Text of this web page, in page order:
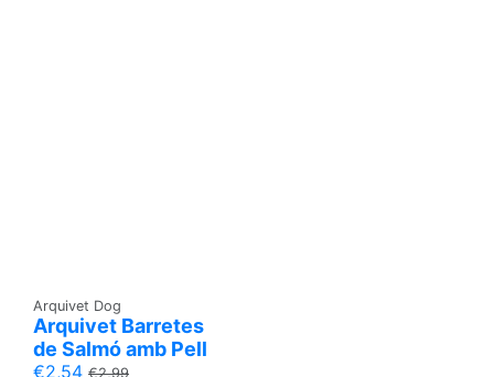
Arquivet Dog
Arquivet Barretes
de Salmó amb Pell
€2,54 €2,99